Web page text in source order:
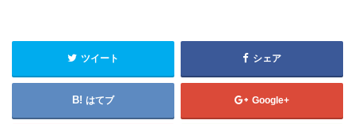
ツイート シェア
はてブ Google+